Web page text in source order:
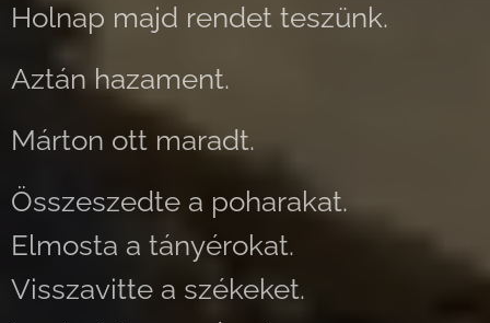
Holnap majd rendet teszünk.
Aztán hazament.
Márton ott maradt.
Összeszedte a poharakat.
Elmosta a tányérokat.
Visszavitte a székeket.